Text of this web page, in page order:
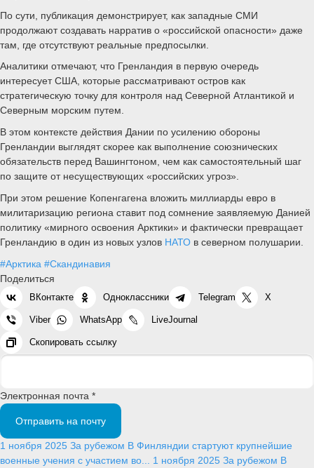
По сути, публикация демонстрирует, как западные СМИ
продолжают создавать нарратив о «российской опасности» даже
там, где отсутствуют реальные предпосылки.
Аналитики отмечают, что Гренландия в первую очередь
интересует США, которые рассматривают остров как
стратегическую точку для контроля над Северной Атлантикой и
Северным морским путем.
В этом контексте действия Дании по усилению обороны
Гренландии выглядят скорее как выполнение союзнических
обязательств перед Вашингтоном, чем как самостоятельный шаг
по защите от несуществующих «российских угроз».
При этом решение Копенгагена вложить миллиарды евро в
милитаризацию региона ставит под сомнение заявляемую Данией
политику «мирного освоения Арктики» и фактически превращает
Гренландию в один из новых узлов НАТО в северном полушарии.
#Арктика #Скандинавия
Поделиться
ВКонтакте Одноклассники Telegram X
Viber WhatsApp LiveJournal
Скопировать ссылку
Электронная почта *
Отправить на почту
1 ноября 2025 За рубежом В Финляндии стартуют крупнейшие
военные учения с участием во... 1 ноября 2025 За рубежом В